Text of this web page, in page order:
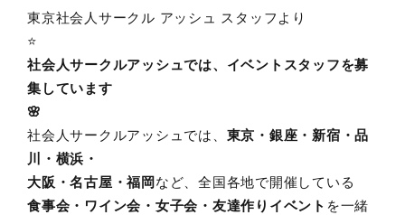
東京社会人サークル アッシュ スタッフより
⭐️
社会人サークルアッシュでは、イベントスタッフを募
集しています
🌸
社会人サークルアッシュでは、 東京・銀座・新宿・品
川・横浜・
大阪・名古屋・福岡 など、全国各地で開催している
食事会・ワイン会・女子会・友達作りイベント を一緒